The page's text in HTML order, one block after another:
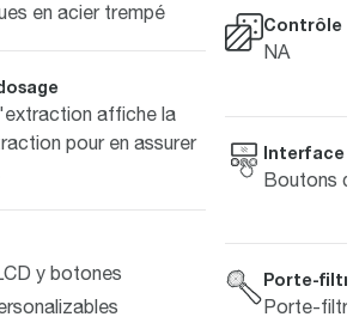
en acier trempé
affiche la
pour en assurer
y botones
Contrôle
NA
Interface
Boutons
Porte-
Porte-